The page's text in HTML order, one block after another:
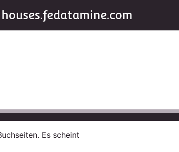
houses.fedatamine.com
Es scheint